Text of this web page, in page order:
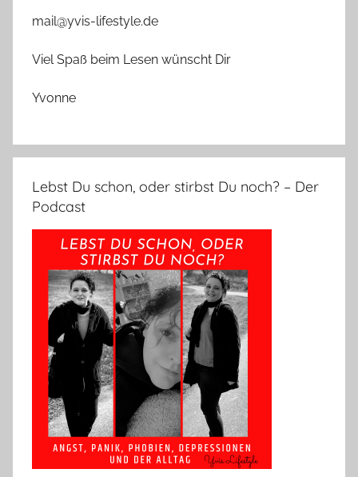
mail@yvis-lifestyle.de
Viel Spaß beim Lesen wünscht Dir
Yvonne
Lebst Du schon, oder stirbst Du noch? – Der
Podcast